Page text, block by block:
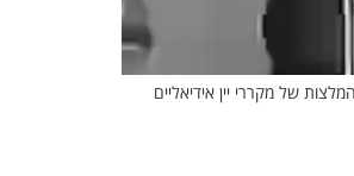
של מקררי יין אידיאליים